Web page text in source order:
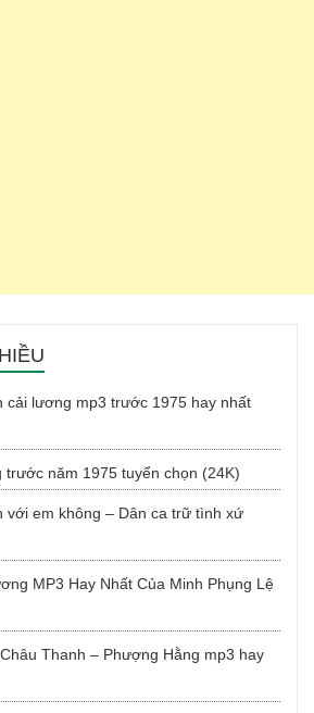
cải lương mp3 trước 1975 hay nhất
trước năm 1975 tuyển chọn (24K)
với em không – Dân ca trữ tình xứ
MP3 Hay Nhất Của Minh Phụng Lệ
Thanh – Phượng Hằng mp3 hay